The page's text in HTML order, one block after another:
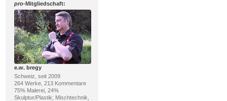
pro-Mitgliedschaft:
e.w. bregy
Schweiz, seit 2009
264 Werke, 213 Kommentare
75% Malerei, 24%
Skulptur/Plastik; Mischtechnik,